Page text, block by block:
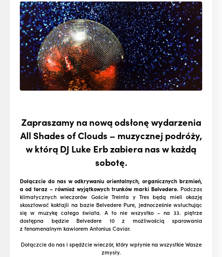
Zapraszamy na nową odsłonę wydarzenia
All Shades of Clouds – muzycznej podróży,
w którą DJ Luke Erb zabiera nas w każdą
sobotę.
Dołączcie do nas w odkrywaniu orientalnych, organicznych brzmień,
a od teraz – również wyjątkowych trunków marki Belvedere. Podczas
klimatycznych wieczorów Goście Treinta y Tres będą mieli okazję
skosztować koktajli na bazie Belvedere Pure, jednocześnie wsłuchując
się w muzykę całego świata. A to nie wszystko – na 33. piętrze
dostępna będzie Belvedere 10 z możliwością sparowania
z fenomenalnym kawiorem Antonius Caviar.
Dołączcie do nas i spędźcie wieczór, który wpłynie na wszystkie Wasze
zmysły.